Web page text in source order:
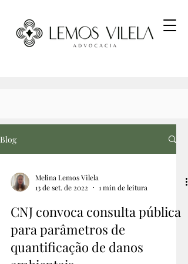
Blog
Melina Lemos Vilela
13 de set. de 2022
1 min de leitura
CNJ convoca consulta pública
para parâmetros de
quantificação de danos